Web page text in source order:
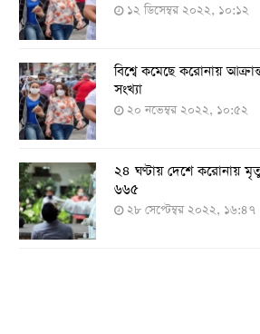
১২ ডিসেম্বর ২০২২, ১০:১২
বিশ্বে কমেছে করোনায়
সংখ্যা
২০ নভেম্বর ২০২২, ১০:৫২
২৪ ঘণ্টায় দেশে করোনায়
৬৬৫
২৮ সেপ্টেম্বর ২০২২, ১৬:৪৭